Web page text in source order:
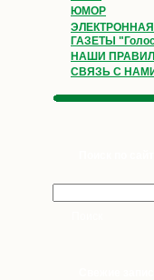
ЮМОР
ГАЗЕТЫ
НАШИ
СВЯЗЬ С